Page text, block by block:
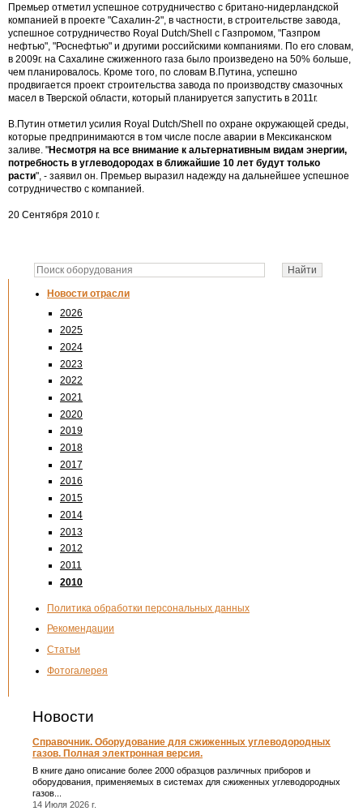
Новости отрасли
2026
2025
2024
2023
2022
2021
2020
2019
2018
2017
2016
2015
2014
2013
2012
2011
2010
Политика обработки персональных данных
Рекомендации
Статьи
Фотогалерея
Новости
Справочник. Оборудование для сжиженных углеводородных
газов. Полная электронная версия.
В книге дано описание более 2000 образцов различных приборов и
оборудования, применяемых в системах для сжиженных углеводородных
газов...
14 Июля 2026 г.
Премьер отметил успешное сотрудничество с британо-нидерландской
компанией в проекте "Сахалин-2", в частности, в строительстве завода,
успешное сотрудничество Royal Dutch/Shell с Газпромом, "Газпром
нефтью", "Роснефтью" и другими российскими компаниями. По его словам,
в 2009г. на Сахалине сжиженного газа было произведено на 50% больше,
чем планировалось. Кроме того, по словам В.Путина, успешно
продвигается проект строительства завода по производству смазочных
масел в Тверской области, который планируется запустить в 2011г.
В.Путин отметил усилия Royal Dutch/Shell по охране окружающей среды,
которые предпринимаются в том числе после аварии в Мексиканском
заливе. "Несмотря на все внимание к альтернативным видам энергии,
потребность в углеводородах в ближайшие 10 лет будут только
расти", - заявил он. Премьер выразил надежду на дальнейшее успешное
сотрудничество с компанией.
20 Сентября 2010 г.